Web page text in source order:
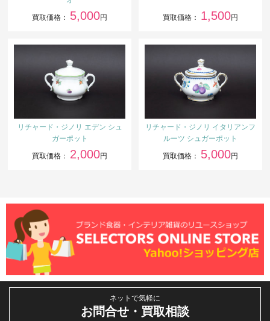
買取価格： 5,000円 買取価格： 1,500円
リチャード・ジノリ エデン シュ
ガーポット
買取価格： 2,000円
リチャード・ジノリ イタリアンフ
ルーツ シュガーポット
買取価格： 5,000円
ネットで気軽に
お問合せ・買取相談